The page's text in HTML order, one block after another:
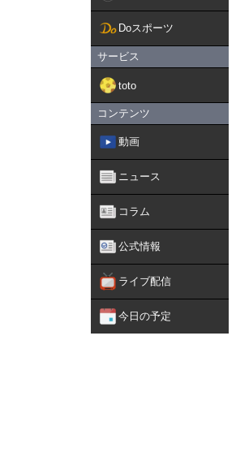
Doスポーツ
サービス
toto
コンテンツ
動画
ニュース
コラム
公式情報
ライブ配信
今日の予定